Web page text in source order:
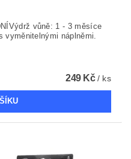
vůně: 1 - 3 měsíce
vyměnitelnými náplněmi.
249 Kč/ ks